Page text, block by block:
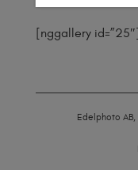
[nggallery id=”25″]
Edelphoto